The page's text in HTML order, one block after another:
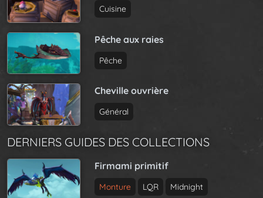
Cuisine
Pêche aux raies
Pêche
Cheville ouvrière
Général
DERNIERS GUIDES DES COLLECTIONS
Firmami primitif
Monture LQR Midnight